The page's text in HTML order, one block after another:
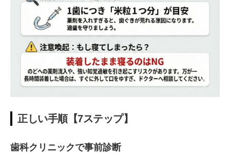
正しい手順【7ステップ】
歯科クリニックで事前診断